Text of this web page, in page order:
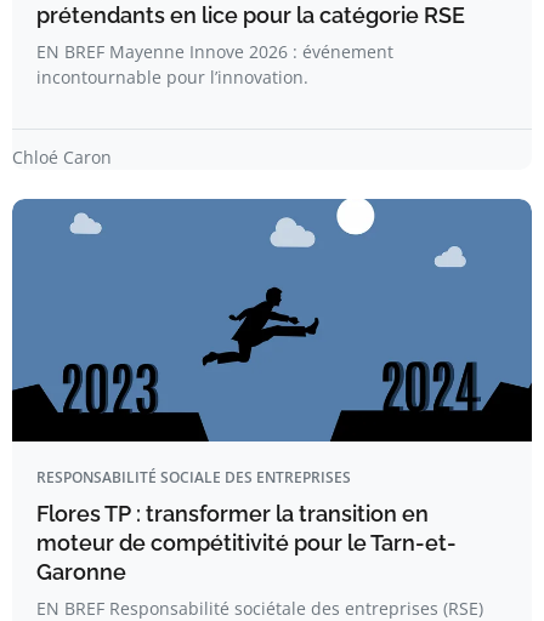
prétendants en lice pour la catégorie RSE
EN BREF Mayenne Innove 2026 : événement
incontournable pour l’innovation.
Chloé Caron
RESPONSABILITÉ SOCIALE DES ENTREPRISES
Flores TP : transformer la transition en
moteur de compétitivité pour le Tarn-et-
Garonne
EN BREF Responsabilité sociétale des entreprises (RSE)